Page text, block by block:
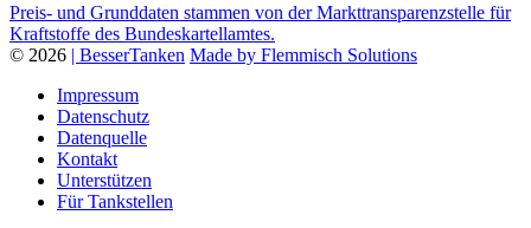
Preis- und Grunddaten stammen von der Markttransparenzstelle für
Kraftstoffe des Bundeskartellamtes.
© 2026 | BesserTanken Made by Flemmisch Solutions
Impressum
Datenschutz
Datenquelle
Kontakt
Unterstützen
Für Tankstellen